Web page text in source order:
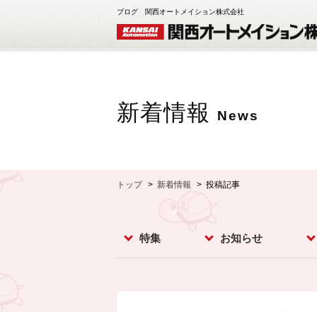
ブログ 関西オートメイション株式会社
新着情報 News
トップ 新着情報 投稿記事
特集 お知らせ